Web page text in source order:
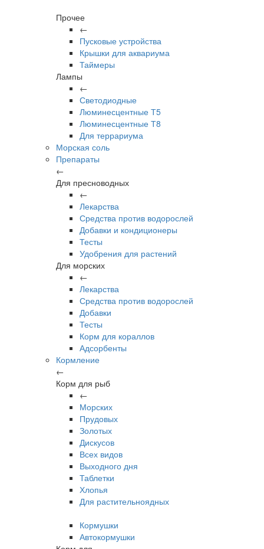
Прочее
←
Пусковые устройства
Крышки для аквариума
Таймеры
Лампы
←
Светодиодные
Люминесцентные Т5
Люминесцентные Т8
Для террариума
Морская соль
Препараты
←
Для пресноводных
←
Лекарства
Средства против водорослей
Добавки и кондиционеры
Тесты
Удобрения для растений
Для морских
←
Лекарства
Средства против водорослей
Добавки
Тесты
Корм для кораллов
Адсорбенты
Кормление
←
Корм для рыб
←
Морских
Прудовых
Золотых
Дискусов
Всех видов
Выходного дня
Таблетки
Хлопья
Для растительноядных
Кормушки
Автокормушки